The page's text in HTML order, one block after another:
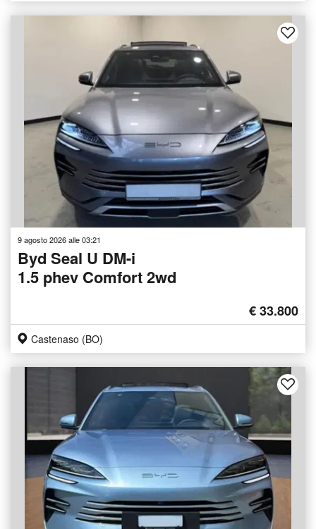
9 agosto 2026 alle 03:21
Byd Seal U DM-i
1.5 phev Comfort 2wd
€ 33.800
Castenaso (BO)